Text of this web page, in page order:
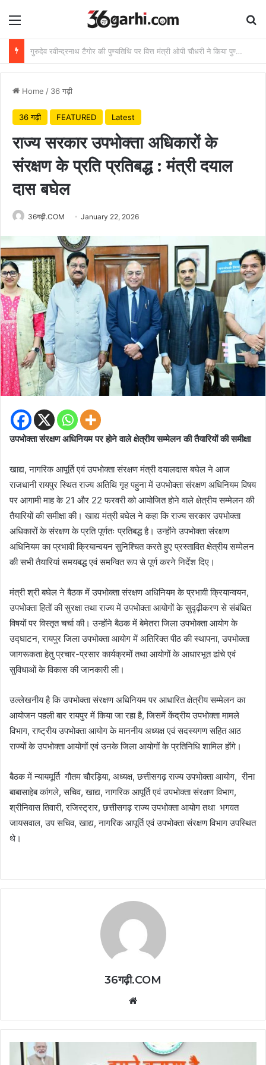
Menu
राष्ट्रीय हथकरघा दिवस पर वित्त मंत्री ओपी चौधरी ने बुनकरों को दी शुभकामनाएं
Home / 36 गढ़ी
36 गढ़ी FEATURED Latest
राज्य सरकार उपभोक्ता अधिकारों के
संरक्षण के प्रति प्रतिबद्ध : मंत्री दयाल
दास बघेल
36गढ़ी.COM January 22, 2026
उपभोक्ता संरक्षण अधिनियम पर होने वाले क्षेत्रीय सम्मेलन की तैयारियों की समीक्षा
खाद्य, नागरिक आपूर्ति एवं उपभोक्ता संरक्षण मंत्री दयालदास बघेल ने आज
राजधानी रायपुर स्थित राज्य अतिथि गृह पहुना में उपभोक्ता संरक्षण अधिनियम विषय
पर आगामी माह के 21 और 22 फरवरी को आयोजित होने वाले क्षेत्रीय सम्मेलन की
तैयारियों की समीक्षा की। खाद्य मंत्री बघेल ने कहा कि राज्य सरकार उपभोक्ता
अधिकारों के संरक्षण के प्रति पूर्णतः प्रतिबद्ध है। उन्होंने उपभोक्ता संरक्षण
अधिनियम का प्रभावी क्रियान्वयन सुनिश्चित करते हुए प्रस्तावित क्षेत्रीय सम्मेलन
की सभी तैयारियां समयबद्ध एवं समन्वित रूप से पूर्ण करने निर्देश दिए।
मंत्री श्री बघेल ने बैठक में उपभोक्ता संरक्षण अधिनियम के प्रभावी क्रियान्वयन,
उपभोक्ता हितों की सुरक्षा तथा राज्य में उपभोक्ता आयोगों के सुदृढ़ीकरण से संबंधित
विषयों पर विस्तृत चर्चा की। उन्होंने बैठक में बेमेतरा जिला उपभोक्ता आयोग के
उद्घाटन, रायपुर जिला उपभोक्ता आयोग में अतिरिक्त पीठ की स्थापना, उपभोक्ता
जागरूकता हेतु प्रचार-प्रसार कार्यक्रमों तथा आयोगों के आधारभूत ढांचे एवं
सुविधाओं के विकास की जानकारी ली।
उल्लेखनीय है कि उपभोक्ता संरक्षण अधिनियम पर आधारित क्षेत्रीय सम्मेलन का
आयोजन पहली बार रायपुर में किया जा रहा है, जिसमें केंद्रीय उपभोक्ता मामले
विभाग, राष्ट्रीय उपभोक्ता आयोग के माननीय अध्यक्ष एवं सदस्यगण सहित आठ
राज्यों के उपभोक्ता आयोगों एवं उनके जिला आयोगों के प्रतिनिधि शामिल होंगे।
बैठक में न्यायमूर्ति गौतम चौरड़िया, अध्यक्ष, छत्तीसगढ़ राज्य उपभोक्ता आयोग, रीना
बाबासाहेब कांगले, सचिव, खाद्य, नागरिक आपूर्ति एवं उपभोक्ता संरक्षण विभाग,
श्रीनिवास तिवारी, रजिस्ट्रार, छत्तीसगढ़ राज्य उपभोक्ता आयोग तथा भगवत
जायसवाल, उप सचिव, खाद्य, नागरिक आपूर्ति एवं उपभोक्ता संरक्षण विभाग उपस्थित
थे।
36गढ़ी.COM